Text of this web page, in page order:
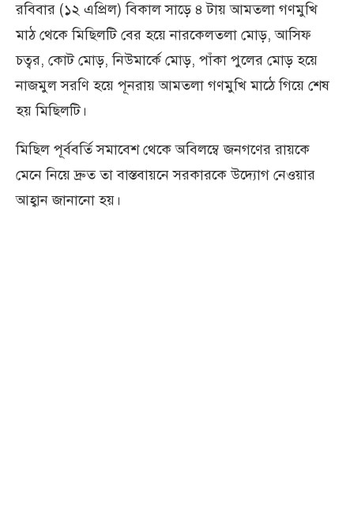
রবিবার (১২ এপ্রিল) বিকাল সাড়ে ৪ টায় আমতলা গণমুখি
মাঠ থেকে মিছিলটি বের হয়ে নারকেলতলা মোড়, আসিফ
চত্বর, কোট মোড়, নিউমার্কে মোড়, পাঁকা পুলের মোড় হয়ে
নাজমুল সরণি হয়ে পূনরায় আমতলা গণমুখি মাঠে গিয়ে শেষ
হয় মিছিলটি।
মিছিল পূর্ববর্তি সমাবেশ থেকে অবিলম্বে জনগণের রায়কে
মেনে নিয়ে দ্রুত তা বাস্তবায়নে সরকারকে উদ্যোগ নেওয়ার
আহ্বান জানানো হয়।